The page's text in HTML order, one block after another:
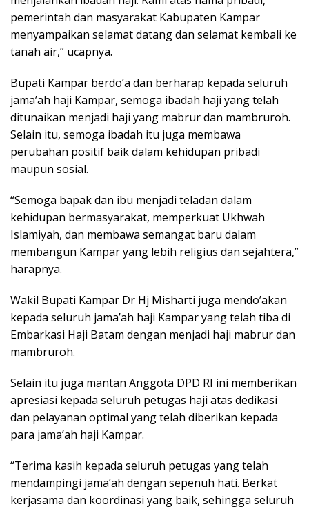
pemerintah dan masyarakat Kabupaten Kampar
menyampaikan selamat datang dan selamat kembali ke
tanah air,” ucapnya.
Bupati Kampar berdo’a dan berharap kepada seluruh
jama’ah haji Kampar, semoga ibadah haji yang telah
ditunaikan menjadi haji yang mabrur dan mambruroh.
Selain itu, semoga ibadah itu juga membawa
perubahan positif baik dalam kehidupan pribadi
maupun sosial.
“Semoga bapak dan ibu menjadi teladan dalam
kehidupan bermasyarakat, memperkuat Ukhwah
Islamiyah, dan membawa semangat baru dalam
membangun Kampar yang lebih religius dan sejahtera,”
harapnya.
Wakil Bupati Kampar Dr Hj Misharti juga mendo’akan
kepada seluruh jama’ah haji Kampar yang telah tiba di
Embarkasi Haji Batam dengan menjadi haji mabrur dan
mambruroh.
Selain itu juga mantan Anggota DPD RI ini memberikan
apresiasi kepada seluruh petugas haji atas dedikasi
dan pelayanan optimal yang telah diberikan kepada
para jama’ah haji Kampar.
“Terima kasih kepada seluruh petugas yang telah
mendampingi jama’ah dengan sepenuh hati. Berkat
kerjasama dan koordinasi yang baik, sehingga seluruh